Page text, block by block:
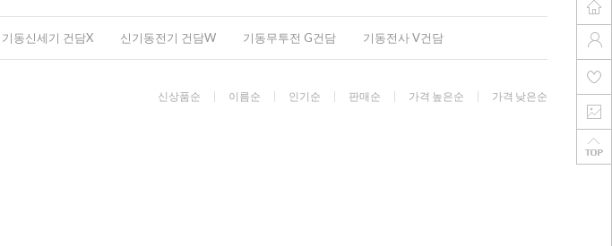
기동신세기 건담X 신기동전기 건담W 기동무투전 G건담 기동전사 V건담
신상품순 이름순 인기순 판매순 가격 높은순 가격 낮은순